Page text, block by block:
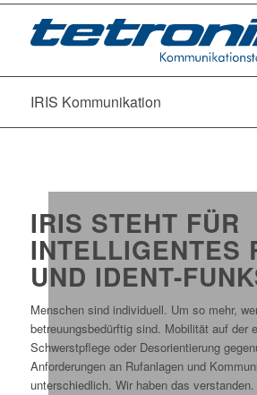
IRIS Kommunikation
IRIS STEHT FÜR
INTELLIGENTES
UND IDENT-
Menschen sind individuell. Um so mehr,
betreuungsbedürftig sind. Mobilität auf der
Schwerstpflege oder Desorientierung
Anforderungen an Rufanlagen und
unterschiedlich. Wir haben das verstanden.